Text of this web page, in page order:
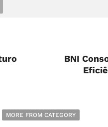
BNI
MORE FROM CATEGORY